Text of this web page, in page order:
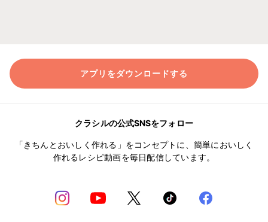
アプリをダウンロードする
クラシルの公式SNSをフォロー
「きちんとおいしく作れる」をコンセプトに、簡単においしく
作れるレシピ動画を毎日配信しています。